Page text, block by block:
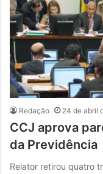
Redação 24 de abril
CCJ aprova
da Previdência
Relator retirou quatro